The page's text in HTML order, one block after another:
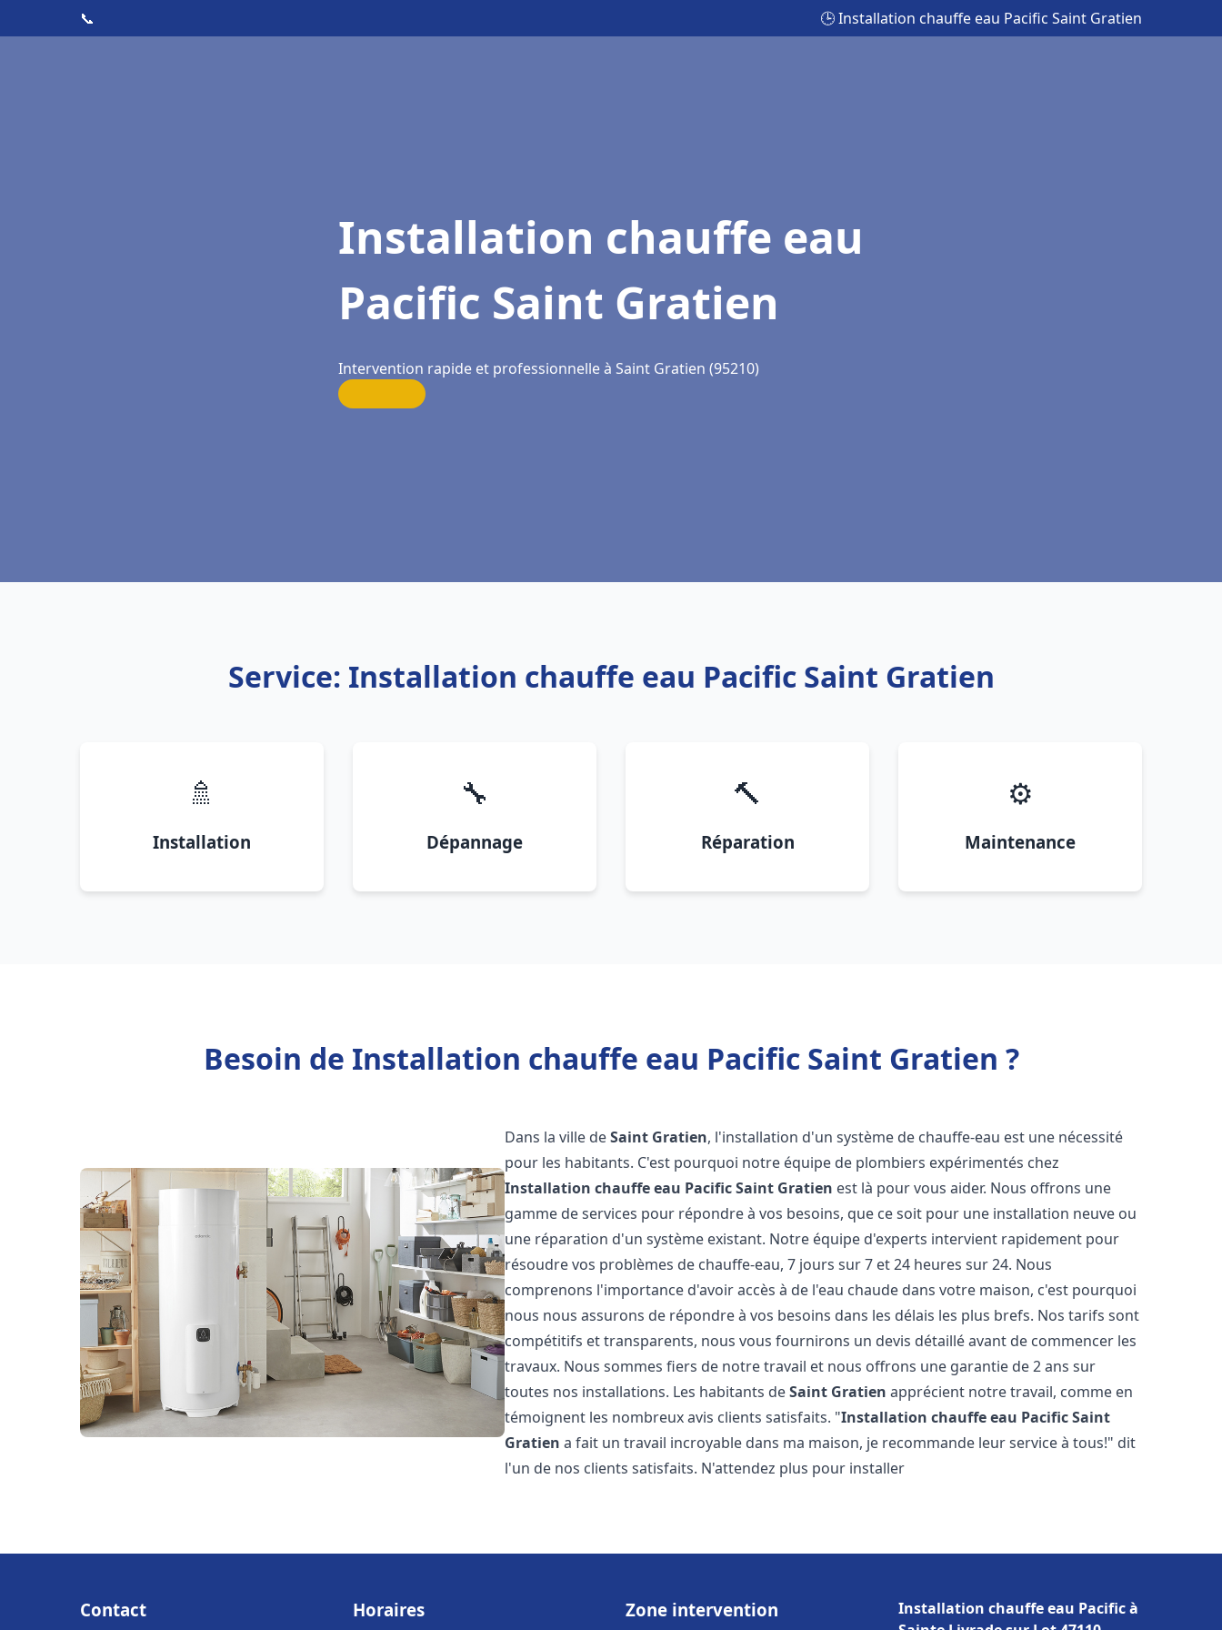
📞 🕒 Installation chauffe eau Pacific Saint Gratien
Installation chauffe eau
Pacific Saint Gratien
Intervention rapide et professionnelle à Saint Gratien (95210)
Service: Installation chauffe eau Pacific Saint Gratien
🚿
Installation
🔧
Dépannage
🔨
Réparation
⚙️
Maintenance
Besoin de Installation chauffe eau Pacific Saint Gratien ?
Dans la ville deSaint Gratien, l'installation d'un système de chauffe-eau est une nécessité
pour les habitants. C'est pourquoi notre équipe de plombiers expérimentés chez
Installation chauffe eau PacificSaint Gratien est là pour vous aider. Nous offrons une
gamme de services pour répondre à vos besoins, que ce soit pour une installation neuve ou
une réparation d'un système existant. Notre équipe d'experts intervient rapidement pour
résoudre vos problèmes de chauffe-eau, 7 jours sur 7 et 24 heures sur 24. Nous
comprenons l'importance d'avoir accès à de l'eau chaude dans votre maison, c'est pourquoi
nous nous assurons de répondre à vos besoins dans les délais les plus brefs. Nos tarifs sont
compétitifs et transparents, nous vous fournirons un devis détaillé avant de commencer les
travaux. Nous sommes fiers de notre travail et nous offrons une garantie de 2 ans sur
toutes nos installations. Les habitants deSaint Gratien apprécient notre travail, comme en
témoignent les nombreux avis clients satisfaits. "Installation chauffe eau PacificSaint
Gratien a fait un travail incroyable dans ma maison, je recommande leur service à tous!" dit
l'un de nos clients satisfaits. N'attendez plus pour installer
Contact Horaires Zone intervention
Installation chauffe eau Pacific à